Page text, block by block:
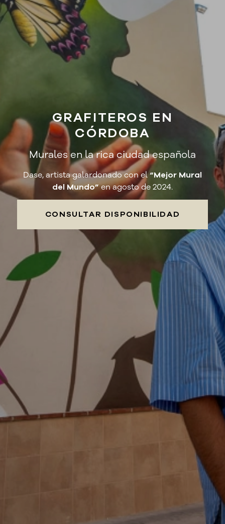
GRAFITEROS EN
CÓRDOBA
Murales en la rica ciudad española
Dase, artista galardonado con el“Mejor Mural
del Mundo”en agosto de 2024.
CONSULTAR DISPONIBILIDAD